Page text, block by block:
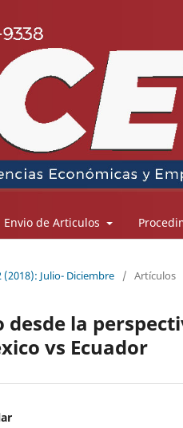
Envio de Articulos
(2018): Julio- Diciembre / Artículos
la
vs Ecuador